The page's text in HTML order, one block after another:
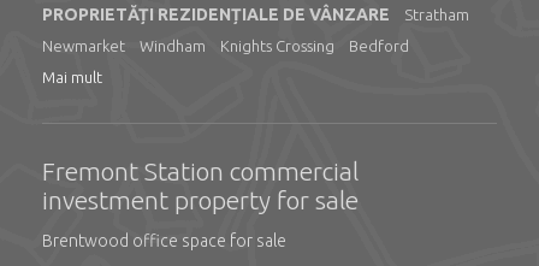
PROPRIETĂȚI REZIDENȚIALE DE VÂNZARE
Stratham
Newmarket
Windham Knights Crossing
Bedford
Mai mult
Fremont Station commercial
investment property for sale
Brentwood office space for sale